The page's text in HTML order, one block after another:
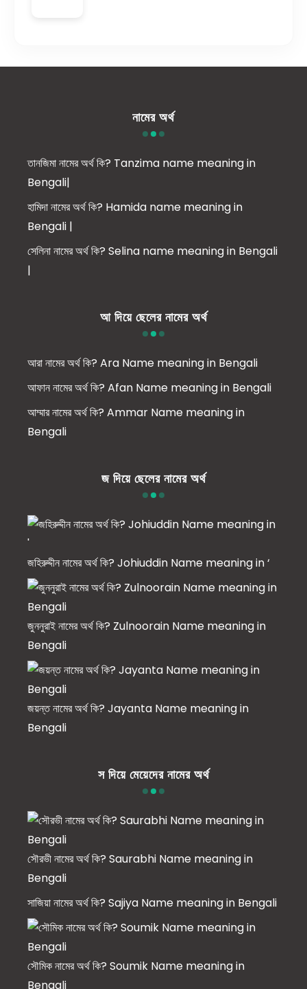
নামের অর্থ
তানজিমা নামের অর্থ কি? Tanzima name meaning in
Bengali|
হামিদা নামের অর্থ কি? Hamida name meaning in
Bengali |
সেলিনা নামের অর্থ কি? Selina name meaning in Bengali
|
আ দিয়ে ছেলের নামের অর্থ
আরা নামের অর্থ কি? Ara Name meaning in Bengali
আফান নামের অর্থ কি? Afan Name meaning in Bengali
আম্মার নামের অর্থ কি? Ammar Name meaning in
Bengali
জ দিয়ে ছেলের নামের অর্থ
জহিরুদ্দীন নামের অর্থ কি? Johiuddin Name meaning in ‘
জুননুরাই নামের অর্থ কি? Zulnoorain Name meaning in
Bengali
জয়ন্ত নামের অর্থ কি? Jayanta Name meaning in
Bengali
স দিয়ে মেয়েদের নামের অর্থ
সৌরভী নামের অর্থ কি? Saurabhi Name meaning in
Bengali
সাজিয়া নামের অর্থ কি? Sajiya Name meaning in Bengali
সৌমিক নামের অর্থ কি? Soumik Name meaning in
Bengali